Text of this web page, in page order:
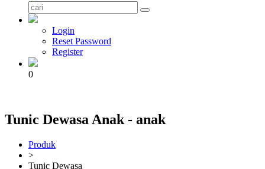
Login
Reset Password
Register
0
Tunic Dewasa Anak - anak
Produk
>
Tunic Dewasa